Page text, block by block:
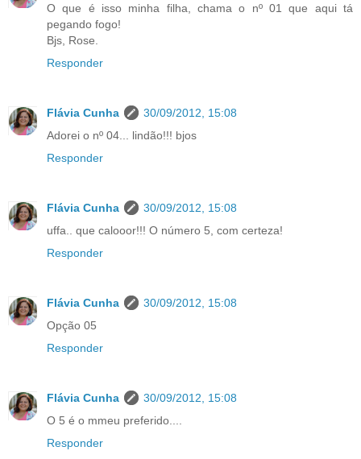
O que é isso minha filha, chama o nº 01 que aqui tá
pegando fogo!
Bjs, Rose.
Responder
Flávia Cunha
30/09/2012, 15:08
Adorei o nº 04... lindão!!! bjos
Responder
Flávia Cunha
30/09/2012, 15:08
uffa.. que calooor!!! O número 5, com certeza!
Responder
Flávia Cunha
30/09/2012, 15:08
Opção 05
Responder
Flávia Cunha
30/09/2012, 15:08
O 5 é o mmeu preferido....
Responder